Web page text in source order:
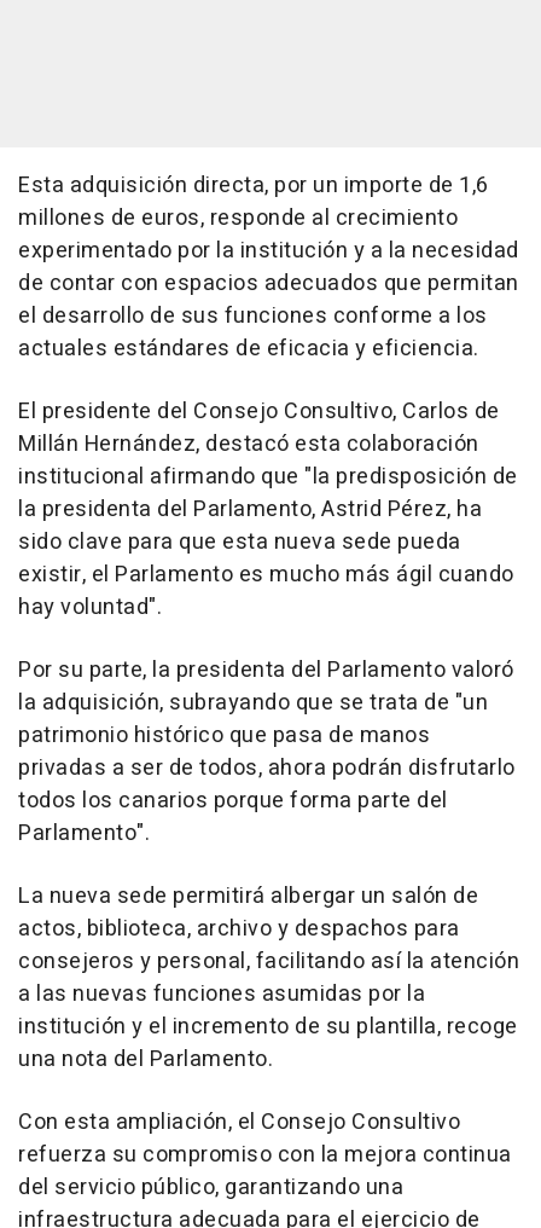
Esta adquisición directa, por un importe de 1,6
millones de euros, responde al crecimiento
experimentado por la institución y a la necesidad
de contar con espacios adecuados que permitan
el desarrollo de sus funciones conforme a los
actuales estándares de eficacia y eficiencia.
El presidente del Consejo Consultivo, Carlos de
Millán Hernández, destacó esta colaboración
institucional afirmando que "la predisposición de
la presidenta del Parlamento, Astrid Pérez, ha
sido clave para que esta nueva sede pueda
existir, el Parlamento es mucho más ágil cuando
hay voluntad".
Por su parte, la presidenta del Parlamento valoró
la adquisición, subrayando que se trata de "un
patrimonio histórico que pasa de manos
privadas a ser de todos, ahora podrán disfrutarlo
todos los canarios porque forma parte del
Parlamento".
La nueva sede permitirá albergar un salón de
actos, biblioteca, archivo y despachos para
consejeros y personal, facilitando así la atención
a las nuevas funciones asumidas por la
institución y el incremento de su plantilla, recoge
una nota del Parlamento.
Con esta ampliación, el Consejo Consultivo
refuerza su compromiso con la mejora continua
del servicio público, garantizando una
infraestructura adecuada para el ejercicio de